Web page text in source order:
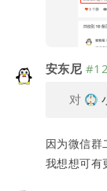
安东尼 #12
对
因为微信群
我想想可有